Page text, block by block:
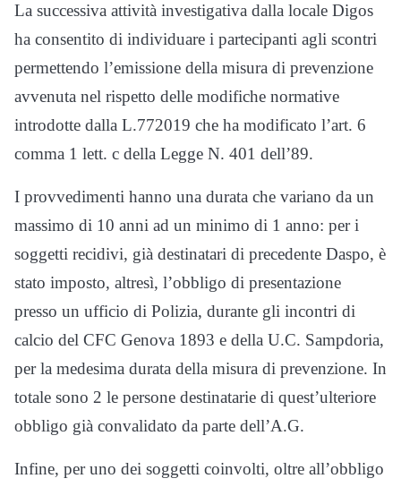
La successiva attività investigativa dalla locale Digos
ha consentito di individuare i partecipanti agli scontri
permettendo l’emissione della misura di prevenzione
avvenuta nel rispetto delle modifiche normative
introdotte dalla L.772019 che ha modificato l’art. 6
comma 1 lett. c della Legge N. 401 dell’89.
I provvedimenti hanno una durata che variano da un
massimo di 10 anni ad un minimo di 1 anno: per i
soggetti recidivi, già destinatari di precedente Daspo, è
stato imposto, altresì, l’obbligo di presentazione
presso un ufficio di Polizia, durante gli incontri di
calcio del CFC Genova 1893 e della U.C. Sampdoria,
per la medesima durata della misura di prevenzione. In
totale sono 2 le persone destinatarie di quest’ulteriore
obbligo già convalidato da parte dell’A.G.
Infine, per uno dei soggetti coinvolti, oltre all’obbligo